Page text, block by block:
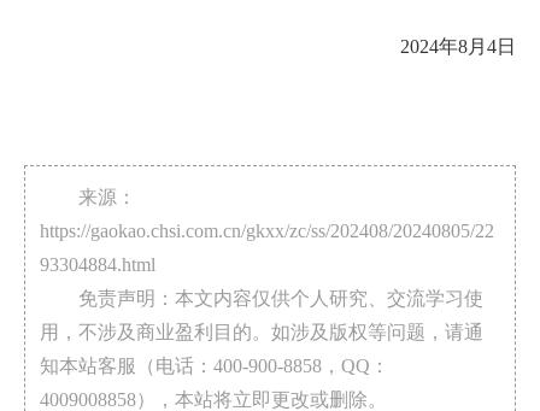
2024年8月4日
来源：
https://gaokao.chsi.com.cn/gkxx/zc/ss/202408/20240805/22
93304884.html
免责声明：本文内容仅供个人研究、交流学习使
用，不涉及商业盈利目的。如涉及版权等问题，请通
知本站客服（电话：400-900-8858，QQ：
4009008858），本站将立即更改或删除。